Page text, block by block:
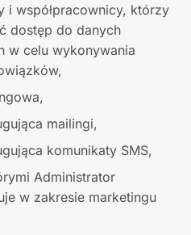
i współpracownicy, którzy
dostęp do danych
w celu wykonywania
mailingi,
komunikaty SMS,
Administrator
w zakresie marketingu